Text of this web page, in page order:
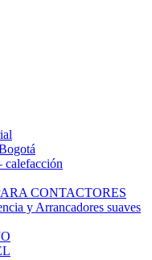
calefacción
CONTACTORES
y Arrancadores suaves